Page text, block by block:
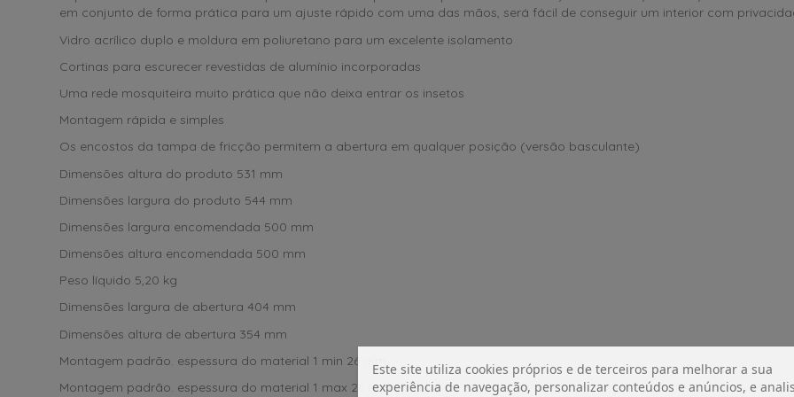
em conjunto de forma prática para um ajuste rápido com uma das mãos, será fácil de conseguir um interior com
Vidro acrílico duplo e moldura em poliuretano para um excelente isolamento
Cortinas para escurecer revestidas de alumínio incorporadas
Uma rede mosquiteira muito prática que não deixa entrar os insetos
Montagem rápida e simples
Os encostos da tampa de fricção permitem a abertura em qualquer posição (versão basculante)
Dimensões altura do produto 531 mm
Dimensões largura do produto 544 mm
Dimensões largura encomendada 500 mm
Dimensões altura encomendada 500 mm
Peso líquido 5,20 kg
Dimensões largura de abertura 404 mm
Dimensões altura de abertura 354 mm
Montagem padrão. espessura do material 1 min 26 mm
Montagem padrão. espessura do material 1 max 26 mm
Este site utiliza cookies próprios e de terceiros para melhorar a sua
experiência de navegação, personalizar conteúdos e anúncios, e